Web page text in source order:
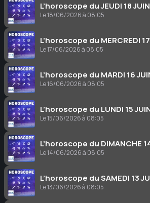
L’horoscope du JEUDI 18
Le 18/06/2026 à 08:05
L’horoscope du MERCREDI
Le 17/06/2026 à 08:05
L’horoscope du MARDI 16
Le 16/06/2026 à 08:05
L’horoscope du LUNDI 15
Le 15/06/2026 à 08:05
L’horoscope du DIMANCHE
Le 14/06/2026 à 08:05
L’horoscope du SAMEDI 13
Le 13/06/2026 à 08:05